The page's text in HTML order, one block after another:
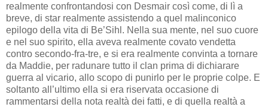
realmente confrontandosi con Desmair così come, di lì a
breve, di star realmente assistendo a quel malinconico
epilogo della vita di Be’Sihl. Nella sua mente, nel suo cuore
e nel suo spirito, ella aveva realmente covato vendetta
contro secondo-fra-tre, e si era realmente convinta a tornare
da Maddie, per radunare tutto il clan prima di dichiarare
guerra al vicario, allo scopo di punirlo per le proprie colpe. E
soltanto all’ultimo ella si era riservata occasione di
rammentarsi della nota realtà dei fatti, e di quella realtà a